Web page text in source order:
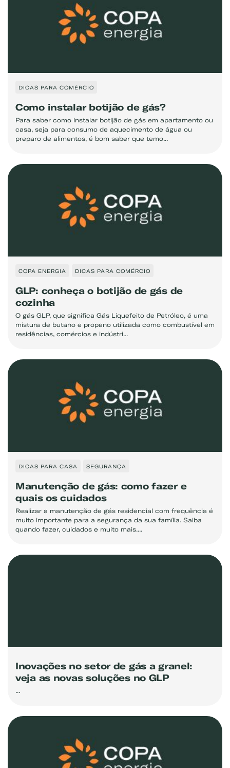
DICAS PARA COMÉRCIO
Como instalar botijão de gás?
Para saber como instalar botijão de gás em apartamento ou
casa, seja para consumo de aquecimento de água ou
preparo de alimentos, é bom saber que temo...
COPA ENERGIA DICAS PARA COMÉRCIO
GLP: conheça o botijão de gás de
cozinha
O gás GLP, que significa Gás Liquefeito de Petróleo, é uma
mistura de butano e propano utilizada como combustível em
residências, comércios e indústri...
DICAS PARA CASA SEGURANÇA
Manutenção de gás: como fazer e
quais os cuidados
Realizar a manutenção de gás residencial com frequência é
muito importante para a segurança da sua família. Saiba
quando fazer, cuidados e muito mais....
Inovações no setor de gás a granel:
veja as novas soluções no GLP
...